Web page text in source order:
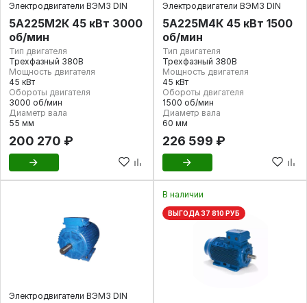
Электродвигатели ВЭМЗ DIN
5А225М2К 45 кВт 3000
об/мин
Тип двигателя
Трехфазный 380В
Мощность двигателя
45 кВт
Обороты двигателя
3000 об/мин
Диаметр вала
55 мм
200 270 ₽
Электродвигатели ВЭМЗ DIN
5А225М4К 45 кВт 1500
об/мин
Тип двигателя
Трехфазный 380В
Мощность двигателя
45 кВт
Обороты двигателя
1500 об/мин
Диаметр вала
60 мм
226 599 ₽
Электродвигатели ВЭМЗ DIN
В наличии
ВЫГОДА 37 810 РУБ